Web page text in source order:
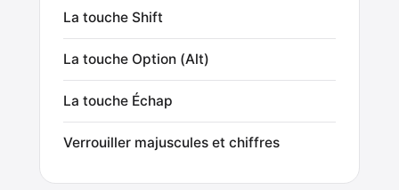
La touche Shift
La touche Option (Alt)
La touche Échap
Verrouiller majuscules et chiffres